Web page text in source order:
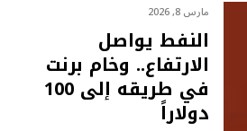
مارس 8, 2026
النفط يواصل
الارتفاع.. وخام برنت
في طريقه إلى 100
دولاراً